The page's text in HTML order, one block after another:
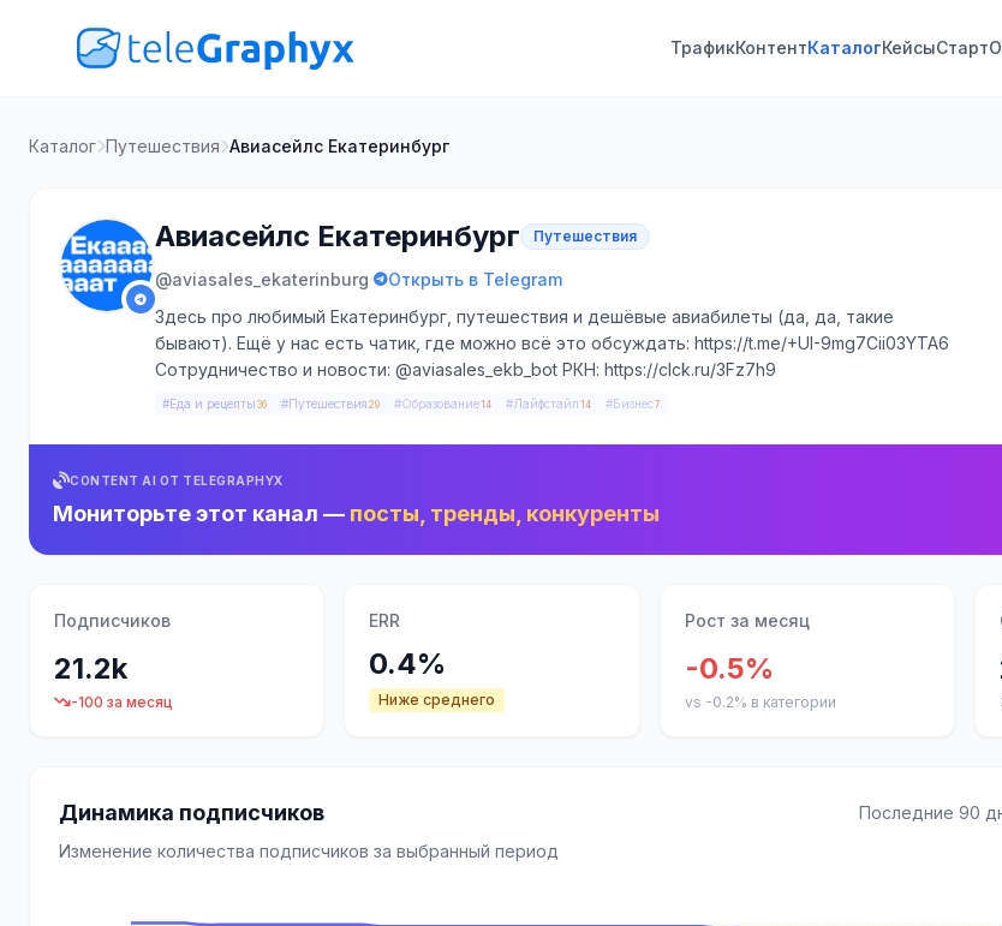
ТрафикКонтентКаталогКейсыСтарт
Каталог Путешествия Авиасейлс Екатеринбург
Авиасейлс Екатеринбург Путешествия
@aviasales_ekaterinburg·
Открыть в Telegram
Здесь про любимый Екатеринбург, путешествия и дешёвые авиабилеты (да, да, такие
бывают). Ещё у нас есть чатик, где можно всё это обсуждать: https://t.me/+UI-9mg7Cii03YTA6
Сотрудничество и новости: @aviasales_ekb_bot РКН: https://clck.ru/3Fz7h9
#Еда и рецепты 36 #Путешествия 29 #Образование14 #Лайфстайл 14 #Бизнес7
CONTENT AI ОТ TELEGRAPHYX
Мониторьте этот канал — посты, тренды, конкуренты
Подписчиков
21.2k
-100 за месяц
ERR
0.4%
Ниже среднего
Рост за месяц
-0.5%
vs -0.2% в категории
Динамика подписчиков
Последние 90
Изменение количества подписчиков за выбранный период